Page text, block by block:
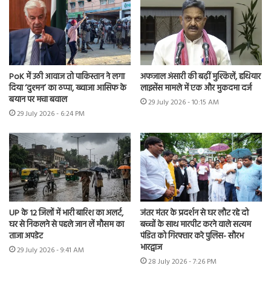
PoK में उठी आवाज तो पाकिस्तान ने लगा
दिया ‘दुश्मन’ का ठप्पा, ख्वाजा आसिफ के
बयान पर मचा बवाल
29 July 2026 - 6:24 PM
अफजाल अंसारी की बढ़ीं मुश्किलें, हथियार
लाइसेंस मामले में एक और मुकदमा दर्ज
29 July 2026 - 10:15 AM
UP के 12 जिलों में भारी बारिश का अलर्ट,
घर से निकलने से पहले जान लें मौसम का
ताजा अपडेट
29 July 2026 - 9:41 AM
जंतर मंतर के प्रदर्शन से घर लौट रहे दो
बच्चों के साथ मारपीट करने वाले सत्यम
पंडित को गिरफ्तार करे पुलिस- सौरभ
भारद्वाज
28 July 2026 - 7:26 PM